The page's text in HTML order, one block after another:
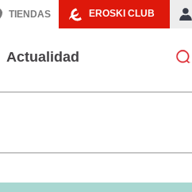
EROSKI CLUB
TIENDAS
Actualidad